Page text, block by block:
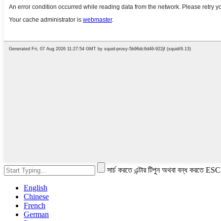
সার্চ করতে এন্টার টিপুন অথবা বন্ধ করতে
English
Chinese
French
German